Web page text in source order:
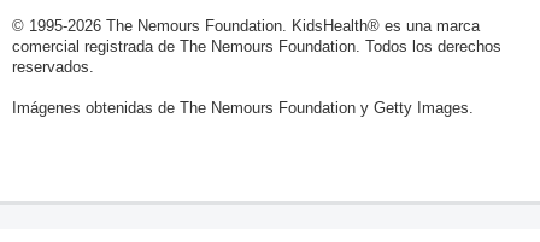
© 1995-2026 The Nemours Foundation. KidsHealth® es una marca
comercial registrada de The Nemours Foundation. Todos los derechos
reservados.
Imágenes obtenidas de The Nemours Foundation y Getty Images.